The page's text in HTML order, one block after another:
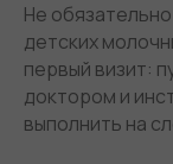
Не
детских
первый визит:
доктором и
выполнить на